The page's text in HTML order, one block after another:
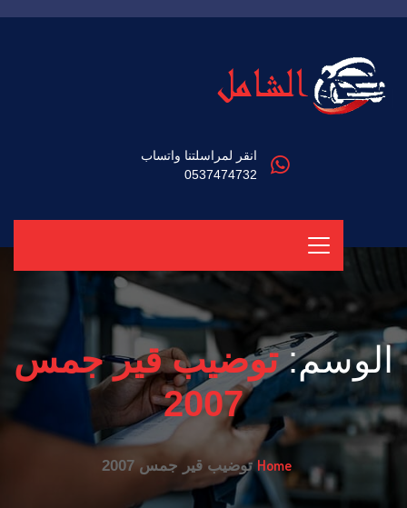
انقر لمراسلتنا واتساب
0537474732
الوسم:توضيب قير جمس
2007
Homeتوضيب قير جمس 2007